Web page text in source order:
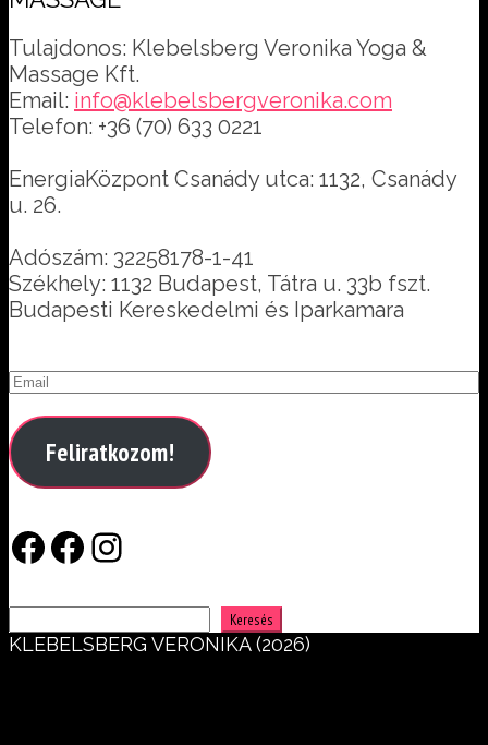
Tulajdonos: Klebelsberg Veronika Yoga &
Massage Kft.
Email: info@klebelsbergveronika.com
Telefon: +36 (70) 633 0221
EnergiaKözpont Csanády utca: 1132, Csanády
u. 26.
Adószám: 32258178-1-41
Székhely: 1132 Budapest, Tátra u. 33b fszt.
Budapesti Kereskedelmi és Iparkamara
Feliratkozom!
Facebook
Facebook
Instagram
Keresés
KLEBELSBERG VERONIKA (2026)